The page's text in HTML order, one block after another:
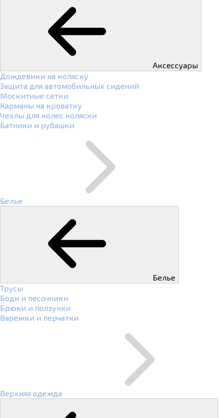
Аксессуары
Дождевики на коляску
Защита для автомобильных сидений
Москитные сетки
Карманы на кроватку
Чехлы для колес коляски
Батники и рубашки
Белье
Белье
Трусы
Боди и песочники
Брюки и ползунки
Варежки и перчатки
Верхняя одежда